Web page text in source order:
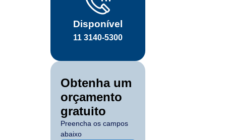
Disponível
11 3140-5300
Obtenha um
orçamento
gratuito
Preencha os campos
abaixo